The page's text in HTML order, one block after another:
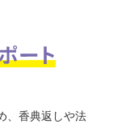
、香典返しや法